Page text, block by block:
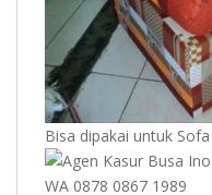
Bisa dipakai untuk Sofa